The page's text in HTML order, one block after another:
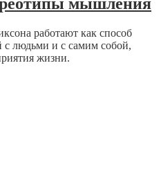
мышления
работают как способ
с людьми и с самим собой,
жизни.